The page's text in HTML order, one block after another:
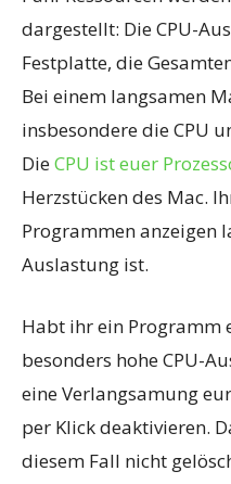
dargestellt: Die CPU-
Festplatte, die
Bei einem langsamen
insbesondere die CPU
DieCPU ist euer
Herzstücken des Mac.
Programmen anzeigen
Auslastung ist.
Habt ihr ein Programm
besonders hohe CPU-
eine Verlangsamung
per Klick deaktivieren.
diesem Fall nicht